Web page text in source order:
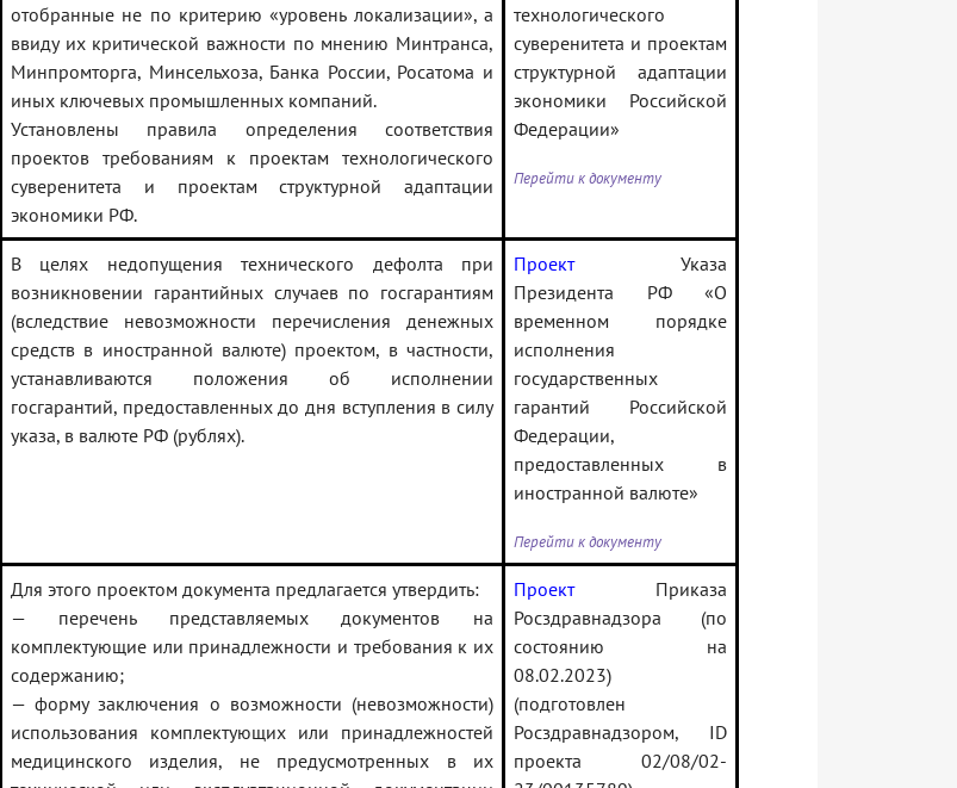
отобранные не по критерию «уровень локализации», а
ввиду их критической важности по мнению Минтранса,
Минпромторга, Минсельхоза, Банка России, Росатома и
иных ключевых промышленных компаний.
Установлены правила определения соответствия
проектов требованиям к проектам технологического
суверенитета и проектам структурной адаптации
экономики РФ.
технологического
суверенитета и проектам
структурной адаптации
экономики Российской
Федерации»
Перейти к документу
В целях недопущения технического дефолта при
возникновении гарантийных случаев по госгарантиям
(вследствие невозможности перечисления денежных
средств в иностранной валюте) проектом, в частности,
устанавливаются положения об исполнении
госгарантий, предоставленных до дня вступления в силу
указа, в валюте РФ (рублях).
ПроектУказа
Президента РФ «О
временном порядке
исполнения
государственных
гарантий Российской
Федерации,
предоставленных в
иностранной валюте»
Перейти к документу
Для этого проектом документа предлагается утвердить:
— перечень представляемых документов на
комплектующие или принадлежности и требования к их
содержанию;
— форму заключения о возможности (невозможности)
использования комплектующих или принадлежностей
медицинского изделия, не предусмотренных в их
ПроектПриказа
Росздравнадзора (по
состоянию на
08.02.2023)
(подготовлен
Росздравнадзором, ID
проекта 02/08/02-